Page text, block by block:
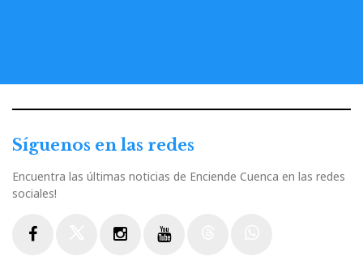
Síguenos en las redes
Encuentra las últimas noticias de Enciende Cuenca en las redes
sociales!